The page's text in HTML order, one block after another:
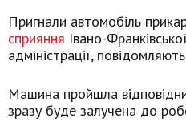
Пригнали автомобіль
сприяння Івано-
адміністрації,
Машина пройшла
зразу буде залучена до